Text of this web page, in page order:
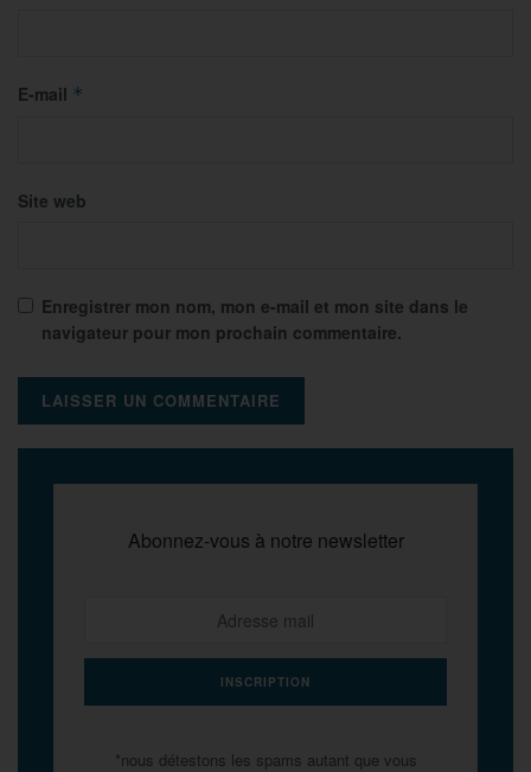
E-mail *
Site web
Enregistrer mon nom, mon e-mail et mon site dans le
navigateur pour mon prochain commentaire.
Abonnez-vous à notre newsletter
*nous détestons les spams autant que vous